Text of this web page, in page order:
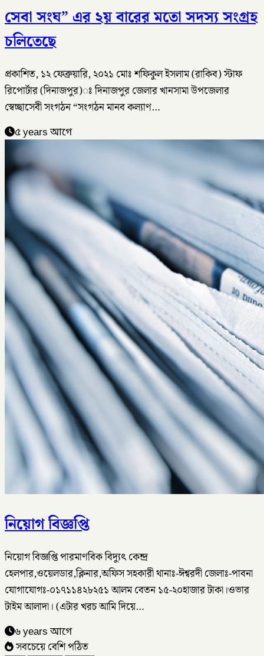
সেবা সংঘ” এর ২য় বারের মতো সদস্য সংগ্রহ
চলিতেছে
প্রকাশিত, ১২ ফেব্রুয়ারি, ২০২১ মোঃ শফিকুল ইসলাম (রাকিব) স্টাফ
রিপোর্টার (দিনাজপুর)ঃ দিনাজপুর জেলার খানসামা উপজেলার
স্বেচ্ছাসেবী সংগঠন “সংগঠন মানব কল্যাণ…
৫ years আগে
নিয়োগ বিজ্ঞপ্তি
নিয়োগ বিজ্ঞপ্তি পারমাণবিক বিদ্যুৎ কেন্দ্র
হেলপার,ওয়েলডার,ক্লিনার,অফিস সহকারী থানাঃ-ঈশ্বরদী জেলাঃ-পাবনা
যোগাযোগঃ-০১৭১১৪২৮২৫১ আলম বেতন ১৫-২০হাজার টাকা।ওভার
টাইম আলাদা। (এটার খরচ আমি দিয়ে…
৬ years আগে
সবচেয়ে বেশি পঠিত